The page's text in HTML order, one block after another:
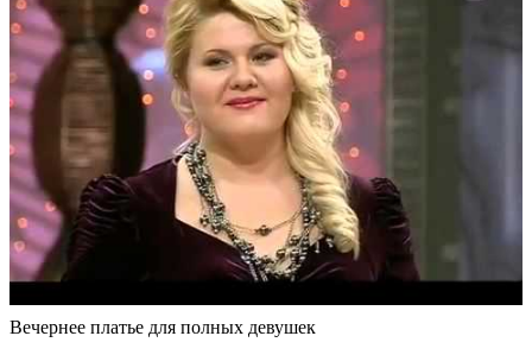
Вечернее платье для полных девушек